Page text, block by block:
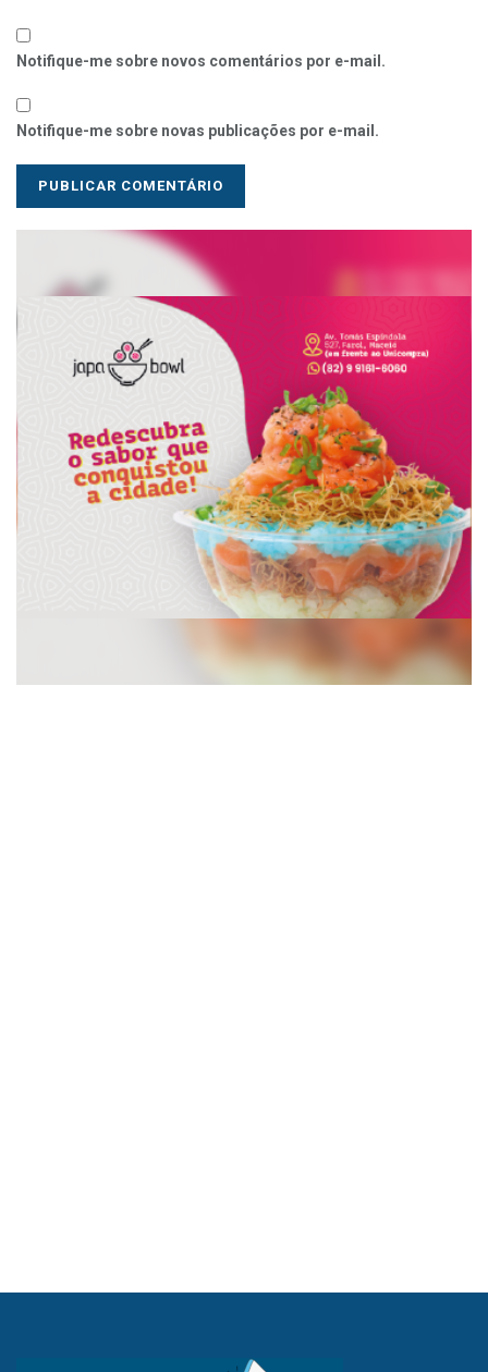
Notifique-me sobre novos comentários por e-mail.
Notifique-me sobre novas publicações por e-mail.